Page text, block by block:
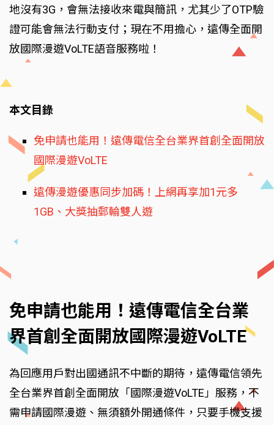
地沒有3G，會無法接收來電與簡訊，尤其少了OTP驗
證可能會無法行動支付；現在不用擔心，遠傳全面開
放國際漫遊VoLTE語音服務啦！
本文目錄
免申請也能用！遠傳電信全台業界首創全面開放
國際漫遊VoLTE
遠傳漫遊優惠同步加碼！上網再享加1元多
1GB、大獎抽郵輪雙人遊
免申請也能用！遠傳電信全台業
界首創全面開放國際漫遊VoLTE
為回應用戶對出國通訊不中斷的期待，遠傳電信領先
全台業界首創全面開放「國際漫遊VoLTE」服務，不
需申請國際漫遊、無須額外開通條件，只要手機支援